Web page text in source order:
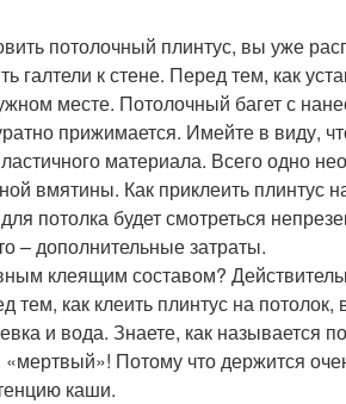
потолочный плинтус, вы уже
галтели к стене. Перед тем, как
месте. Потолочный багет с
прижимается. Имейте в виду,
материала. Всего одно
вмятины. Как приклеить плинтус
потолка будет смотреться
– дополнительные затраты.
клеящим составом?
как клеить плинтус на потолок,
и вода. Знаете, как называется
Потому что держится
каши.